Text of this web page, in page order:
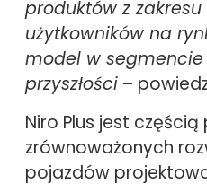
produktów z
użytkowników na
model w segmencie
przyszłości –
Niro Plus jest
zrównoważonych
pojazdów